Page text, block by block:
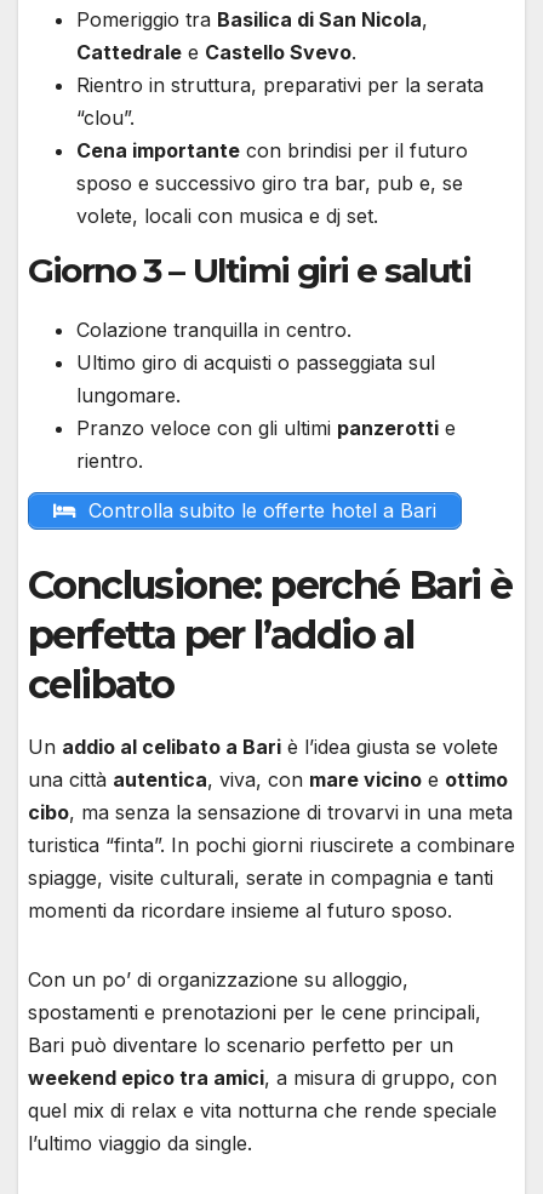
Pomeriggio tra Basilica di San Nicola,
Cattedrale e Castello Svevo.
Rientro in struttura, preparativi per la serata
“clou”.
Cena importante con brindisi per il futuro
sposo e successivo giro tra bar, pub e, se
volete, locali con musica e dj set.
Giorno 3 – Ultimi giri e saluti
Colazione tranquilla in centro.
Ultimo giro di acquisti o passeggiata sul
lungomare.
Pranzo veloce con gli ultimi panzerotti e
rientro.
Controlla subito le offerte hotel a Bari
Conclusione: perché Bari è
perfetta per l’addio al
celibato
Un addio al celibato a Bari è l’idea giusta se volete
una città autentica, viva, con mare vicino e ottimo
cibo, ma senza la sensazione di trovarvi in una meta
turistica “finta”. In pochi giorni riuscirete a combinare
spiagge, visite culturali, serate in compagnia e tanti
momenti da ricordare insieme al futuro sposo.
Con un po’ di organizzazione su alloggio,
spostamenti e prenotazioni per le cene principali,
Bari può diventare lo scenario perfetto per un
weekend epico tra amici, a misura di gruppo, con
quel mix di relax e vita notturna che rende speciale
l’ultimo viaggio da single.